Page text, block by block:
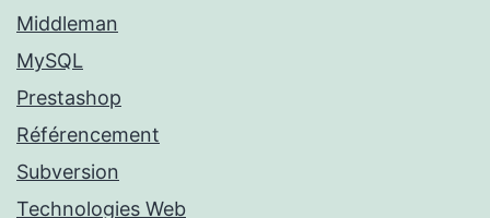
Middleman
MySQL
Prestashop
Référencement
Subversion
Technologies Web